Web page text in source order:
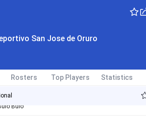
San Jose de Oruro
Rosters Top Players Statistics
San Jose de Oruro
1
L
San Jose de Oruro
Bulo